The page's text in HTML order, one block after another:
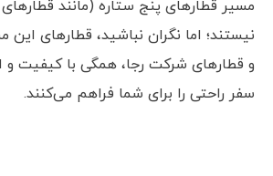
مسیر قطارهای پنج ستاره (مانند
نیستند؛ اما نگران نباشید، قطارهای این
و قطارهای شرکت رجا، همگی با کیفیت و
سفر راحتی را برای شما فراهم می‌کنند.